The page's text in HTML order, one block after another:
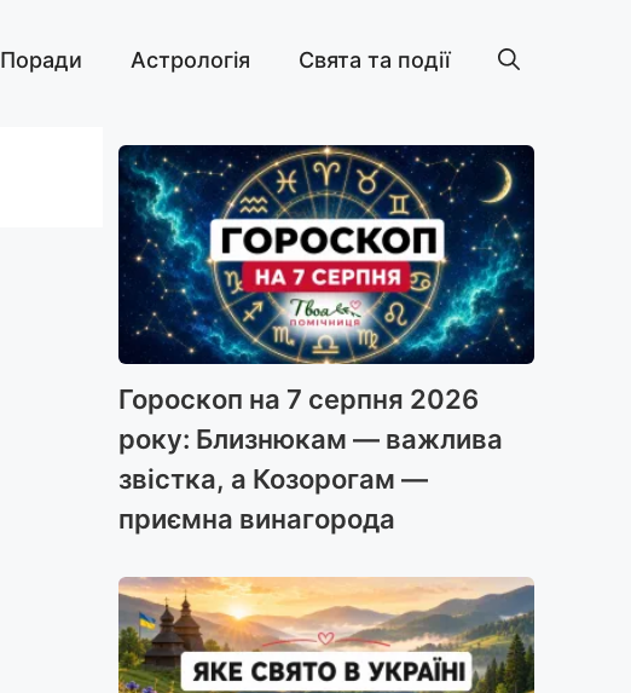
Поради Астрологія Свята та події
Гороскоп на 7 серпня 2026
року: Близнюкам — важлива
звістка, а Козорогам —
приємна винагорода